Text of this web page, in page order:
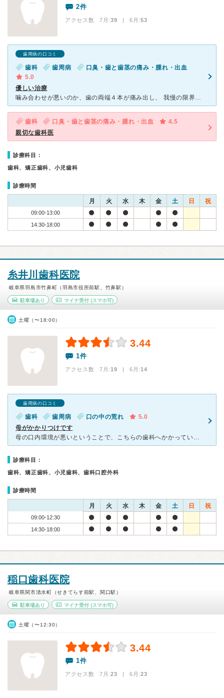
2件
アクセス数 7月:39 | 6月:53
歯周病の口コミ
歯科 歯周病
口臭・歯と歯茎の痛み・腫れ・出血
5.0
優しい治療
噛み合わせが悪いのか、歯の両端４本が痛み出し、 我慢の限界だったので、徒歩圏内だったので通院を始めました。 先生も歯科助手さんも私に理解しやすい処置方法を言ってくれるので 安心して治療ができます
歯科 口臭・歯と歯茎の痛み・腫れ・出血
4.5
親切な歯科医
診療科目：
歯科、矯正歯科、小児歯科
診療時間
月 火 水 木 金 土 日 祝
09:00-13:00
14:30-18:00
糸井川歯科医院
岐阜県羽島市竹鼻町（羽島市役所前駅、竹鼻駅）
駐車場あり マイナ受付(スマホ可)
土曜（〜18:00）
3.44
1件
アクセス数 7月:19 | 6月:14
歯周病の口コミ
歯科 歯周病 口の中の荒れ
5.0
母がかかりつけです
母の口内環境が悪いということで、こちらの歯科へかかっています。 最初の受診は歯が抜けてしまったことがきっかけでかかりましたが、歯周病が原因とのことでした。 グラグラしている歯は抜歯して入れ歯やブリ
診療科目：
歯科、矯正歯科、小児歯科、歯科口腔外科
診療時間
月 火 水 木 金 土 日 祝
09:00-12:30
14:30-18:00
稲口歯科医院
岐阜県関市清水町（せきてらす前駅、関口駅）
駐車場あり マイナ受付(スマホ可)
土曜（〜12:30）
3.44
1件
アクセス数 7月:23 | 6月:23